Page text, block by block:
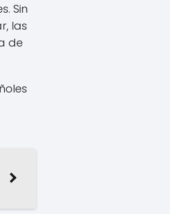
Sin
las
de